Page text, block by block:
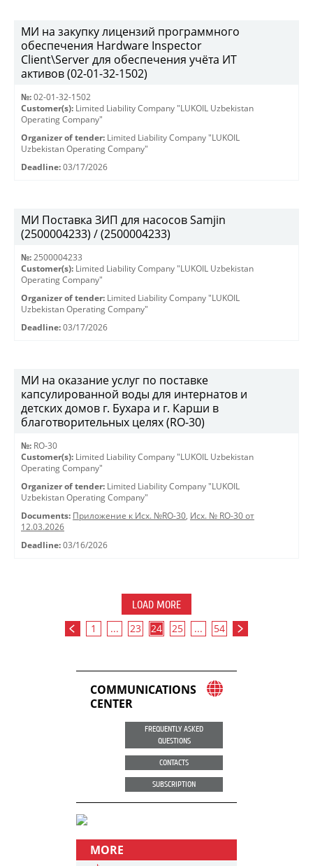
МИ на закупку лицензий программного
обеспечения Hardware Inspector
Client\Server для обеспечения учёта ИТ
активов (02-01-32-1502)
№: 02-01-32-1502
Customer(s): Limited Liability Company "LUKOIL Uzbekistan
Operating Company"
Organizer of tender: Limited Liability Company "LUKOIL
Uzbekistan Operating Company"
Deadline: 03/17/2026
МИ Поставка ЗИП для насосов Samjin
(2500004233) / (2500004233)
№: 2500004233
Customer(s): Limited Liability Company "LUKOIL Uzbekistan
Operating Company"
Organizer of tender: Limited Liability Company "LUKOIL
Uzbekistan Operating Company"
Deadline: 03/17/2026
МИ на оказание услуг по поставке
капсулированной воды для интернатов и
детских домов г. Бухара и г. Карши в
благотворительных целях (RO-30)
№: RO-30
Customer(s): Limited Liability Company "LUKOIL Uzbekistan
Operating Company"
Organizer of tender: Limited Liability Company "LUKOIL
Uzbekistan Operating Company"
Documents: Приложение к Исх. №RO-30, Исх. № RO-30 от
12.03.2026
Deadline: 03/16/2026
LOAD MORE
1 ... 23 24 25 ... 54
COMMUNICATIONS
CENTER
FREQUENTLY ASKED
QUESTIONS
CONTACTS
SUBSCRIPTION
MORE